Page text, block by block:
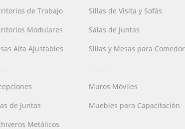
de Trabajo
Modulares
Alta Ajustables
de Juntas
Metálicos
Sillas de Visita y Sofás
Salas de Juntas
Sillas y Mesas para Comedor
Muros Móviles
Muebles para Capacitación